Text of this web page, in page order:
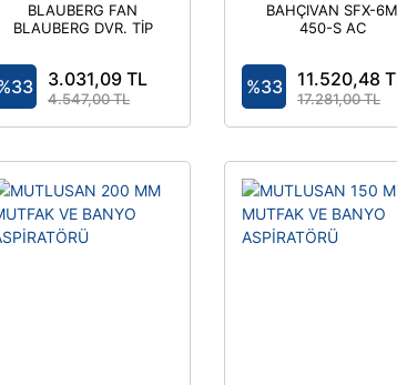
BLAUBERG FAN
BLAUBERG DVR. TİP
3.031,09 TL
4.547,00 TL
BAHÇIVAN SFX-6M
450-S AC
SOĞUTMA FANI
%33 11.520,48
17.281,00 TL